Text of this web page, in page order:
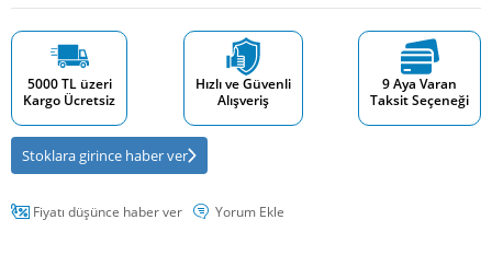
5000 TL üzeri
Kargo Ücretsiz
Hızlı ve Güvenli
Alışveriş
9 Aya Varan
Taksit Seçeneği
Stoklara girince haber ver
Fiyatı düşünce haber ver Yorum Ekle